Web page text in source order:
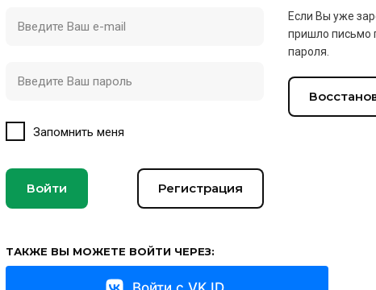
Запомнить меня
Войти Регистрация
Если Вы уже
пришло письмо
пароля.
ТАКЖЕ ВЫ МОЖЕТЕ ВОЙТИ ЧЕРЕЗ: